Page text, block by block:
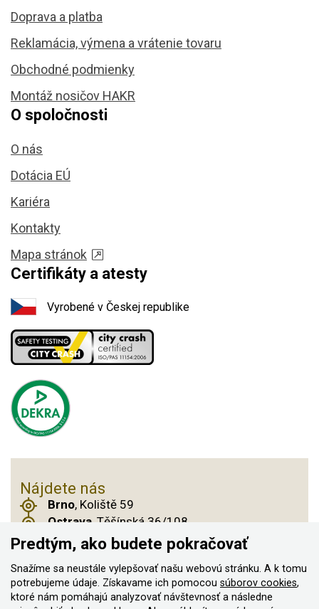
Doprava a platba
Reklamácia, výmena a vrátenie tovaru
Obchodné podmienky
Montáž nosičov HAKR
O spoločnosti
O nás
Dotácia EÚ
Kariéra
Kontakty
Mapa stránok
Certifikáty a atesty
Vyrobené v Českej republike
Nájdete nás
Brno, Koliště 59
Ostrava, Těšínská 36/108
Praha 14, Českobrodská 901
© 2011–2026 ASN Hakr Brno. Všetky práva
Predtým, ako budete pokračovať
Snažíme sa neustále vylepšovať našu webovú stránku. A k tomu
potrebujeme údaje. Získavame ich pomocou súborov cookies,
ktoré nám pomáhajú analyzovať návštevnosť a následne